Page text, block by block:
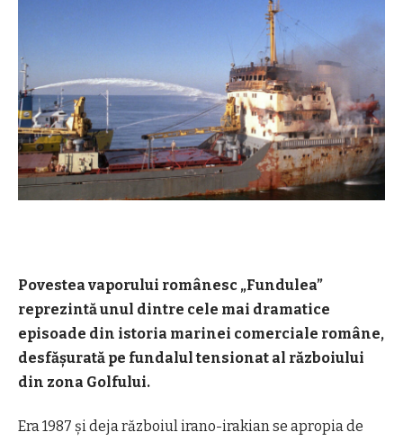
Povestea vaporului românesc „Fundulea”
reprezintă unul dintre cele mai dramatice
episoade din istoria marinei comerciale române,
desfășurată pe fundalul tensionat al războiului
din zona Golfului.
Era 1987 și deja războiul irano-irakian se apropia de